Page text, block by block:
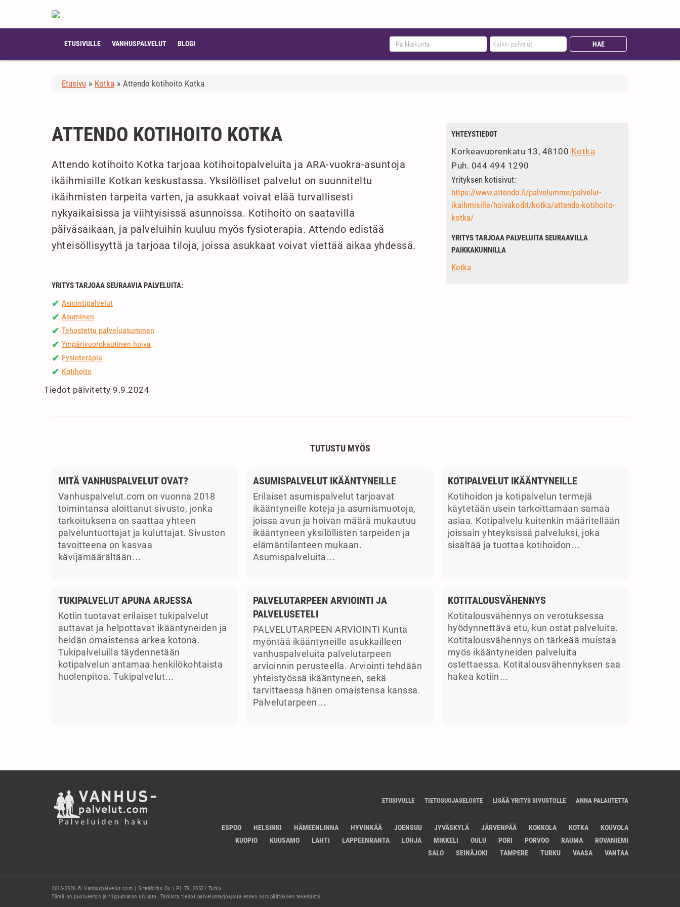
ETUSIVULLE VANHUSPALVELUT BLOGI
Etusivu » Kotka » Attendo kotihoito Kotka
ATTENDO KOTIHOITO KOTKA
Attendo kotihoito Kotka tarjoaa kotihoitopalveluita ja ARA-vuokra-asuntoja
ikäihmisille Kotkan keskustassa. Yksilölliset palvelut on suunniteltu
ikäihmisten tarpeita varten, ja asukkaat voivat elää turvallisesti
nykyaikaisissa ja viihtyisissä asunnoissa. Kotihoito on saatavilla
päiväsaikaan, ja palveluihin kuuluu myös fysioterapia. Attendo edistää
yhteisöllisyyttä ja tarjoaa tiloja, joissa asukkaat voivat viettää aikaa yhdessä.
YRITYS TARJOAA SEURAAVIA PALVELUITA:
✔ Asiointipalvelut
✔ Asuminen
✔ Tehostettu palveluasuminen
✔ Ympärivuorokautinen hoiva
✔ Fysioterapia
✔ Kotihoito
Tiedot päivitetty 9.9.2024
YHTEYSTIEDOT
Korkeavuorenkatu 13, 48100 Kotka
Puh. 044 494 1290
Yrityksen kotisivut:
https://www.attendo.fi/palvelumme/palvelut-
ikaihmisille/hoivakodit/kotka/attendo-kotihoito-
kotka/
YRITYS TARJOAA PALVELUITA SEURAAVILLA
PAIKKAKUNNILLA
Kotka
TUTUSTU MYÖS
MITÄ VANHUSPALVELUT OVAT?
Vanhuspalvelut.com on vuonna 2018
toimintansa aloittanut sivusto, jonka
tarkoituksena on saattaa yhteen
palveluntuottajat ja kuluttajat. Sivuston
tavoitteena on kasvaa
kävijämäärältään…
ASUMISPALVELUT IKÄÄNTYNEILLE
Erilaiset asumispalvelut tarjoavat
ikääntyneille koteja ja asumismuotoja,
joissa avun ja hoivan määrä mukautuu
ikääntyneen yksilöllisten tarpeiden ja
elämäntilanteen mukaan.
Asumispalveluita…
KOTIPALVELUT IKÄÄNTYNEILLE
Kotihoidon ja kotipalvelun termejä
käytetään usein tarkoittamaan samaa
asiaa. Kotipalvelu kuitenkin määritellään
joissain yhteyksissä palveluksi, joka
sisältää ja tuottaa kotihoidon…
TUKIPALVELUT APUNA ARJESSA
Kotiin tuotavat erilaiset tukipalvelut
auttavat ja helpottavat ikääntyneiden ja
heidän omaistensa arkea kotona.
Tukipalveluilla täydennetään
kotipalvelun antamaa henkilökohtaista
huolenpitoa. Tukipalvelut…
PALVELUTARPEEN ARVIOINTI JA
PALVELUSETELI
PALVELUTARPEEN ARVIOINTI Kunta
myöntää ikääntyneille asukkailleen
vanhuspalveluita palvelutarpeen
arvioinnin perusteella. Arviointi tehdään
yhteistyössä ikääntyneen, sekä
tarvittaessa hänen omaistensa kanssa.
Palvelutarpeen…
KOTITALOUSVÄHENNYS
Kotitalousvähennys on verotuksessa
hyödynnettävä etu, kun ostat palveluita.
Kotitalousvähennys on tärkeää muistaa
myös ikääntyneiden palveluita
ostettaessa. Kotitalousvähennyksen saa
hakea kotiin…
ETUSIVULLE TIETOSUOJASELOSTE LISÄÄ YRITYS SIVUSTOLLE ANNA PALAUTETTA
ESPOO HELSINKI HÄMEENLINNA HYVINKÄÄ JOENSUU JYVÄSKYLÄ JÄRVENPÄÄ KOKKOLA KOTKA
KOUVOLA
KUOPIO
KUUSAMO LAHTI LAPPEENRANTA LOHJA MIKKELI OULU PORI PORVOO RAUMA
ROVANIEMI
SALO
SEINÄJOKI TAMPERE TURKU VAASA VANTAA
2018-2026 © Vanhuspalvelut.com | SiteWorks Oy | PL 79, 20521 Turku
Tämä on puolueeton ja riippumaton sivusto. Tarkista tiedot palveluntarjoajalta ennen ostopäätöksen tekemistä.